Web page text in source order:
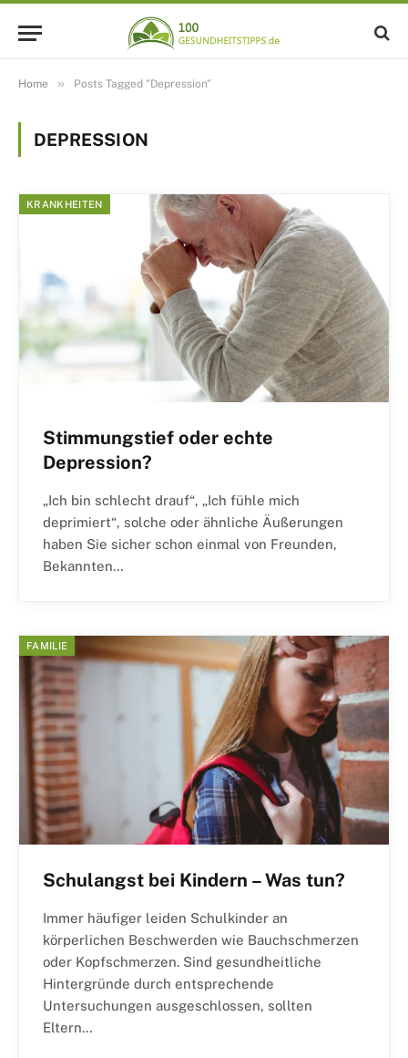
Home » Posts Tagged "Depression"
DEPRESSION
KRANKHEITEN
Stimmungstief oder echte
Depression?
„Ich bin schlecht drauf“, „Ich fühle mich
deprimiert“, solche oder ähnliche Äußerungen
haben Sie sicher schon einmal von Freunden,
Bekannten…
FAMILIE
Schulangst bei Kindern – Was tun?
Immer häufiger leiden Schulkinder an
körperlichen Beschwerden wie Bauchschmerzen
oder Kopfschmerzen. Sind gesundheitliche
Hintergründe durch entsprechende
Untersuchungen ausgeschlossen, sollten
Eltern…